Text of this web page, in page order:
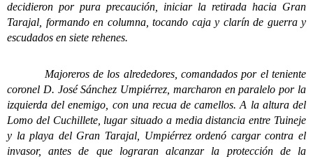
decidieron por pura precaución, iniciar la retirada hacia Gran
Tarajal, formando en columna, tocando caja y clarín de guerra y
escudados en siete rehenes.
Majoreros de los alrededores, comandados por el teniente
coronel D. José Sánchez Umpiérrez, marcharon en paralelo por la
izquierda del enemigo, con una recua de camellos. A la altura del
Lomo del Cuchillete, lugar situado a media distancia entre Tuineje
y la playa del Gran Tarajal, Umpiérrez ordenó cargar contra el
invasor, antes de que lograran alcanzar la protección de la